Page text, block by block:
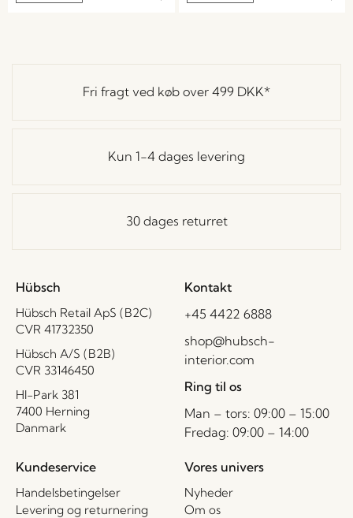
Fri fragt ved køb over 499 DKK*
Kun 1-4 dages levering
30 dages returret
Hübsch
Hübsch Retail ApS (B2C)
CVR 41732350
Hübsch A/S (B2B)
CVR 33146450
HI-Park 381
7400 Herning
Danmark
Kontakt
+45 4422 6888
shop@hubsch-
interior.com
Ring til os
Man – tors: 09:00 – 15:00
Fredag: 09:00 – 14:00
Kundeservice
Handelsbetingelser
Levering og returnering
Vores univers
Nyheder
Om os